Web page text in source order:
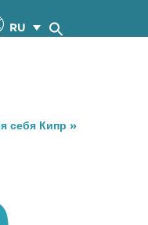
RU
себя Кипр »